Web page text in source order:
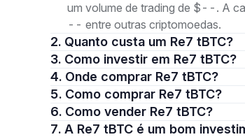
um volume de trading de $--. A
-- entre outras criptomoedas.
2. Quanto custa um Re7 tBTC?
3. Como investir em Re7 tBTC?
4. Onde comprar Re7 tBTC?
5. Como comprar Re7 tBTC?
6. Como vender Re7 tBTC?
7. A Re7 tBTC é um bom